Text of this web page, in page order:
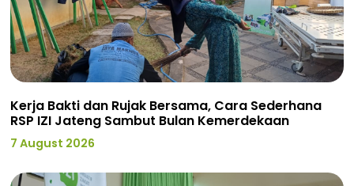
Kerja Bakti dan Rujak Bersama, Cara Sederhana
RSP IZI Jateng Sambut Bulan Kemerdekaan
7 August 2026